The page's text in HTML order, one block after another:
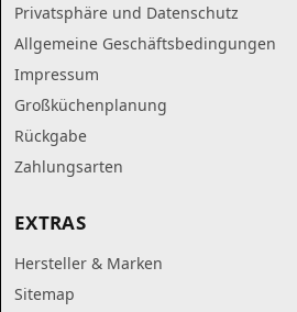
Privatsphäre und Datenschutz
Allgemeine Geschäftsbedingungen
Impressum
Großküchenplanung
Rückgabe
Zahlungsarten
EXTRAS
Hersteller & Marken
Sitemap